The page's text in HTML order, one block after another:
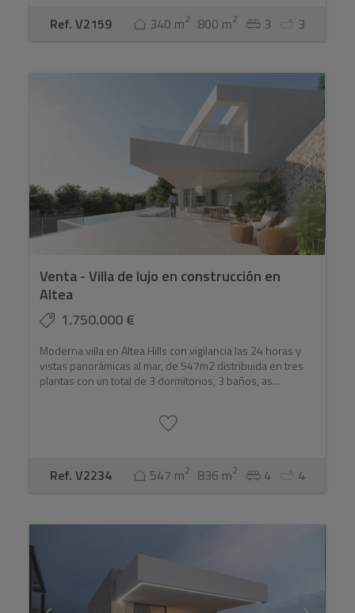
Ref. V2159 340 m2 800 m2 3 3
Venta - Villa de lujo en construcción en
Altea
1.750.000 €
Moderna villa en Altea Hills con vigilancia las 24 horas y
vistas panorámicas al mar, de 547m2 distribuida en tres
plantas con un total de 3 dormitorios, 3 baños, as...
Ref. V2234 547 m2 836 m2 4 4